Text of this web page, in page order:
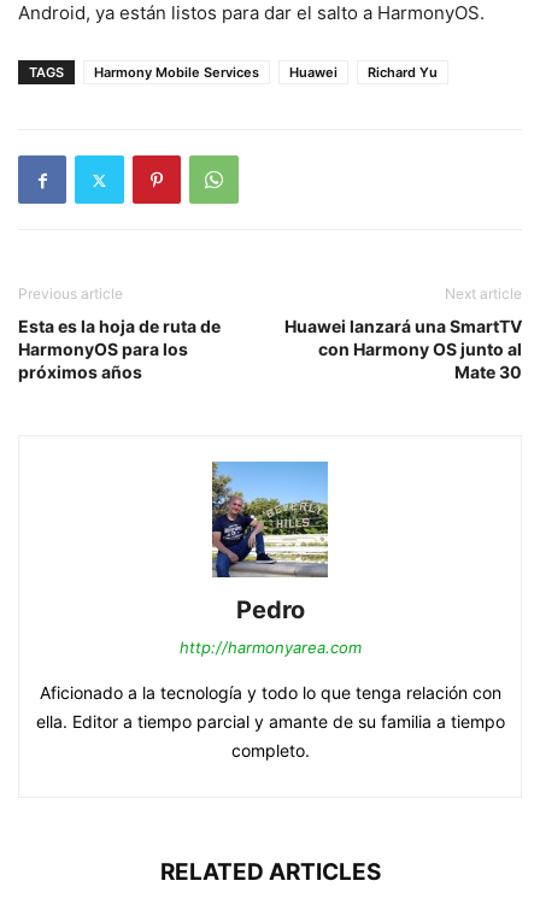
Android, ya están listos para dar el salto a HarmonyOS.
TAGS Harmony Mobile Services Huawei Richard Yu
Previous article
Esta es la hoja de ruta de
HarmonyOS para los
próximos años
Next article
Huawei lanzará una SmartTV
con Harmony OS junto al
Mate 30
Pedro
http://harmonyarea.com
Aficionado a la tecnología y todo lo que tenga relación con
ella. Editor a tiempo parcial y amante de su familia a tiempo
completo.
RELATED ARTICLES